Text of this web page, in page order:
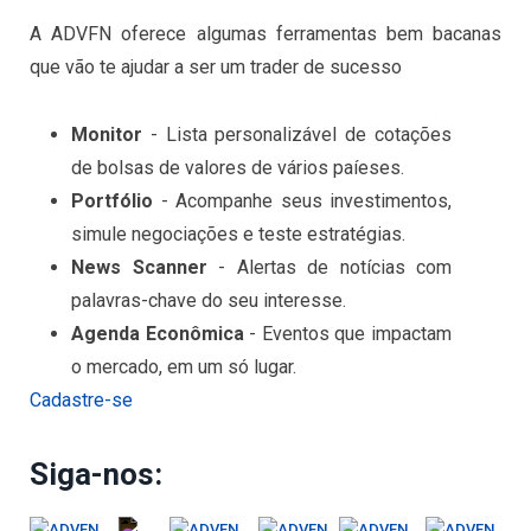
A ADVFN oferece algumas ferramentas bem bacanas
que vão te ajudar a ser um trader de sucesso
Monitor - Lista personalizável de cotações
de bolsas de valores de vários paíeses.
Portfólio - Acompanhe seus investimentos,
simule negociações e teste estratégias.
News Scanner - Alertas de notícias com
palavras-chave do seu interesse.
Agenda Econômica- Eventos que impactam
o mercado, em um só lugar.
Cadastre-se
Siga-nos: